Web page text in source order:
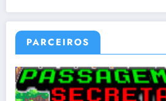
PARCEIROS